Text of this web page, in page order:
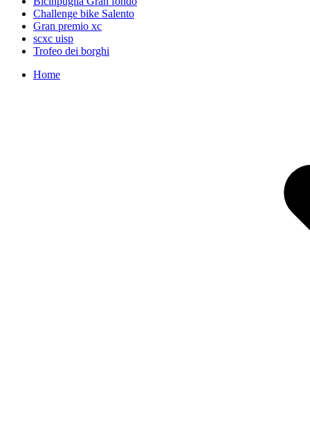
Challenge bike Salento
Gran premio xc
scxc uisp
Trofeo dei borghi
Home